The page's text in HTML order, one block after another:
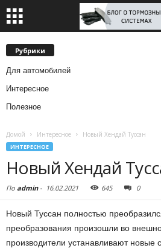
Рубрики
Для автомобилей
Интересное
Полезное
Домой Интересное Новый Хендай Туссан
ИНТЕРЕСНОЕ
Новый Хендай
По admin- 16.02.2021 645 0
Новый Туссан полностью
преобразования произошли во
производители устанавливают новые